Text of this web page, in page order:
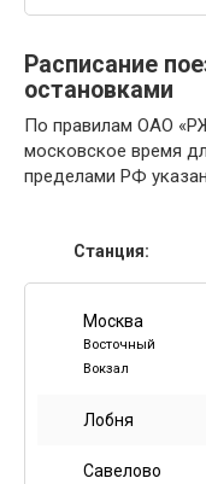
Расписание
остановками
По правилам ОАО
московское время
пределами РФ
Станция:
Москва
Восточный
Вокзал
Лобня
Савелово